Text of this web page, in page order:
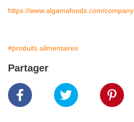
https://www.algamafoods.com/company
#produits alimentaires
Partager